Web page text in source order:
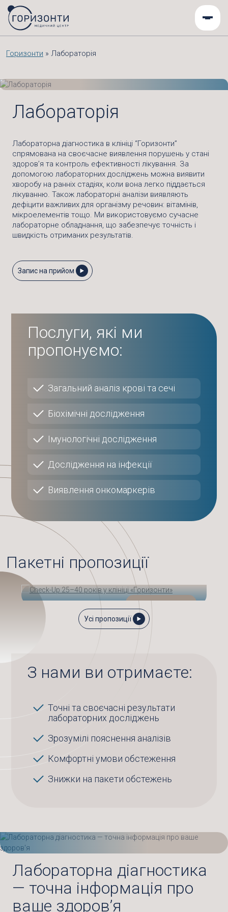
Горизонти » Лабораторія
Лабораторія
Лабораторна діагностика в клініці “Горизонти”
спрямована на своєчасне виявлення порушень у стані
здоров’я та контроль ефективності лікування. За
допомогою лабораторних досліджень можна виявити
хворобу на ранніх стадіях, коли вона легко піддається
лікуванню. Також лабораторні аналізи виявляють
дефіцити важливих для організму речовин: вітамінів,
мікроелементів тощо. Ми використовуємо сучасне
лабораторне обладнання, що забезпечує точність і
швидкість отриманих результатів.
Запис на прийом
Послуги, які ми
пропонуємо:
Загальний аналіз крові та сечі
Біохімічні дослідження
Імунологічні дослідження
Дослідження на інфекції
Виявлення онкомаркерів
Пакетні пропозиції
від9 500
CHECK-UP 25–40 РОКІВ У КЛІНІЦІ
Усі пропозиції
З нами ви отримаєте:
Точні та своєчасні результати
лабораторних досліджень
Зрозумілі пояснення аналізів
Комфортні умови обстеження
Знижки на пакети обстежень
Лабораторна діагностика
— точна інформація про
ваше здоров’я